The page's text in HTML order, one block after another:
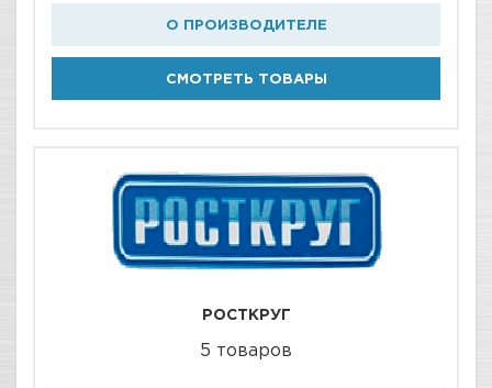
О ПРОИЗВОДИТЕЛЕ
СМОТРЕТЬ ТОВАРЫ
РОСТКРУГ
5 товаров